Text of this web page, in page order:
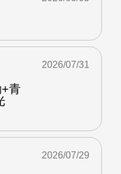
青
2026/07/31
2026/07/29